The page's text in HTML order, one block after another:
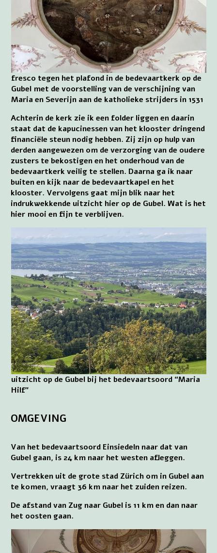
fresco tegen het plafond in de bedevaartkerk op de
Gubel met de voorstelling van de verschijning van
Maria en Severijn aan de katholieke strijders in 1531
Achterin de kerk zie ik een folder liggen en daarin
staat dat de kapucinessen van het klooster dringend
financiële steun nodig hebben. Zij zijn op hulp van
derden aangewezen om de verzorging van de oudere
zusters te bekostigen en het onderhoud van de
bedevaartkerk veilig te stellen. Daarna ga ik naar
buiten en kijk naar de bedevaartkapel en het
klooster. Vervolgens gaat mijn blik naar het
indrukwekkende uitzicht hier op de Gubel. Wat is het
hier mooi en fijn te verblijven.
uitzicht op de Gubel bij het bedevaartsoord “Maria
Hilf”
OMGEVING
Van het bedevaartsoord Einsiedeln naar dat van
Gubel gaan, is 24 km naar het westen afleggen.
Vertrekken uit de grote stad Zürich om in Gubel aan
te komen, vraagt 36 km naar het zuiden reizen.
De afstand van Zug naar Gubel is 11 km en dan naar
het oosten gaan.